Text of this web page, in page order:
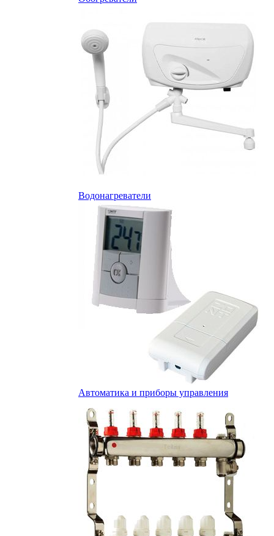
Водонагреватели
Автоматика и приборы управления